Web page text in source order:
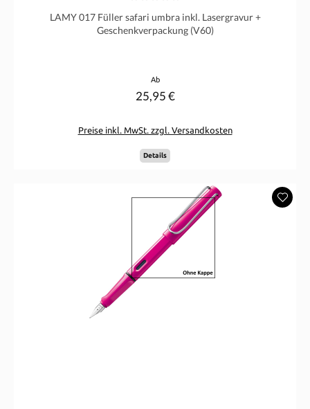
LAMY 017 Füller safari umbra inkl. Lasergravur +
Geschenkverpackung (V60)
Regulärer Preis:
Ab
25,95 €
Preise inkl. MwSt. zzgl. Versandkosten
Details